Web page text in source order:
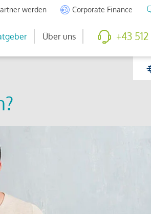
werden Corporate Finance
Über uns +43